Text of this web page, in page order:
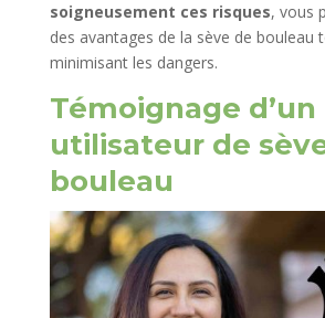
soigneusement ces risques, vous
des avantages de la sève de bouleau
minimisant les dangers.
Témoignage d’un
utilisateur de
bouleau